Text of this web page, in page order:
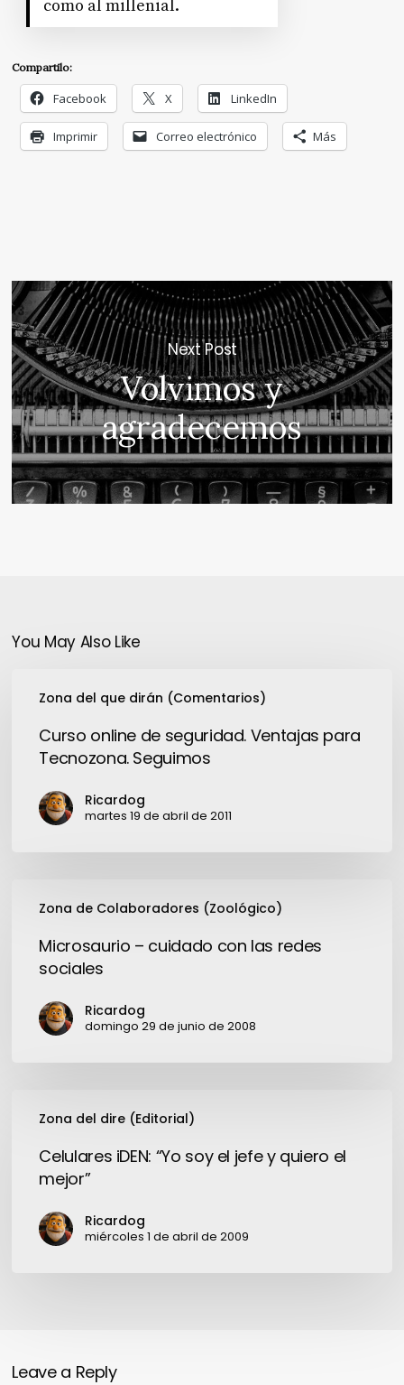
como al millenial.
Compartilo:
Facebook X LinkedIn
Imprimir Correo electrónico Más
Next Post
Volvimos y
agradecemos
You May Also Like
Zona del que dirán (Comentarios)
online
seguridad.
Ventajas
Tecnozona.
Curso online de seguridad. Ventajas para
Tecnozona. Seguimos
Ricardog
martes 19 de abril de 2011
Zona de Colaboradores (Zoológico)
redes
sociales
Microsaurio – cuidado con las redes
sociales
Ricardog
domingo 29 de junio de 2008
Zona del dire (Editorial)
iDEN:
Celulares iDEN: “Yo soy el jefe y quiero el
mejor”
Ricardog
miércoles 1 de abril de 2009
Leave a Reply